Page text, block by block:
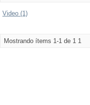
Video (1)
Mostrando ítems 1-1 de 1 1